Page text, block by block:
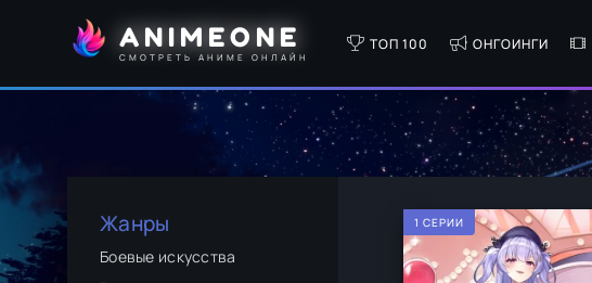
ANIMEONE
СМОТРЕТЬ АНИМЕ ОНЛАЙН
ТОП 100 ОНГОИНГИ
Жанры
Боевые искусства
1 СЕРИИ